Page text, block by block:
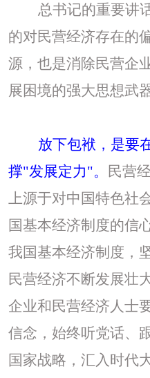
总书记的重要讲
的对民营经济存在的
源，也是消除民营企
展困境的强大思想武
放下包袱，是要
撑"发展定力"。
民营
上源于对中国特色社
国基本经济制度的信
我国基本经济制度，
民营经济不断发展壮
企业和民营经济人士
信念，始终听党话、
国家战略，汇入时代